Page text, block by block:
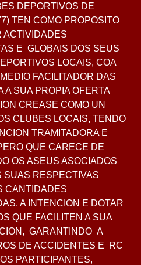
DEPORTIVOS DE
TEN COMO PROPOSITO
ACTIVIDADES
E GLOBAIS DOS SEUS
LOCAIS, COA
FACILITADOR DAS
A SUA PROPIA OFERTA
CREASE COMO UN
CLUBES LOCAIS, TENDO
TRAMITADORA E
QUE CARECE DE
OS ASEUS ASOCIADOS
SUAS RESPECTIVAS
CANTIDADES
A INTENCION E DOTAR
QUE FACILITEN A SUA
GARANTINDO A
DE ACCIDENTES E RC
PARTICIPANTES,